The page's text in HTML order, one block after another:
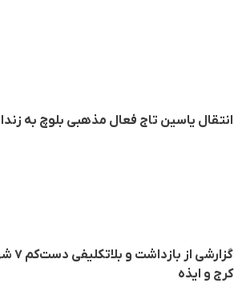
انتقال یاسین تاج فعال مذهبی بلوچ به
کرج و ایذه